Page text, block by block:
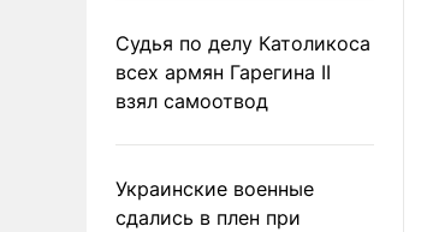
Судья по делу Католикоса
всех армян Гарегина II
взял самоотвод
Украинские военные
сдались в плен при